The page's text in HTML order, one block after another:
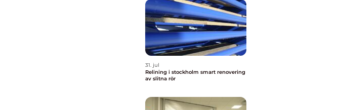
31. jul
Relining i stockholm smart renovering
av slitna rör